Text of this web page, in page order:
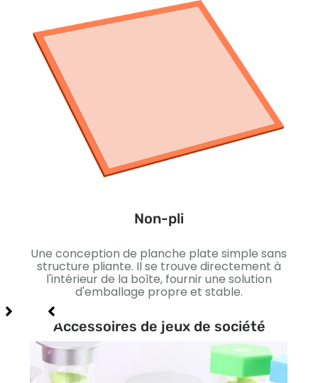
Non-pli
Une conception de planche plate simple sans
structure pliante. Il se trouve directement à
l'intérieur de la boîte, fournir une solution
d'emballage propre et stable.
Accessoires de jeux de société